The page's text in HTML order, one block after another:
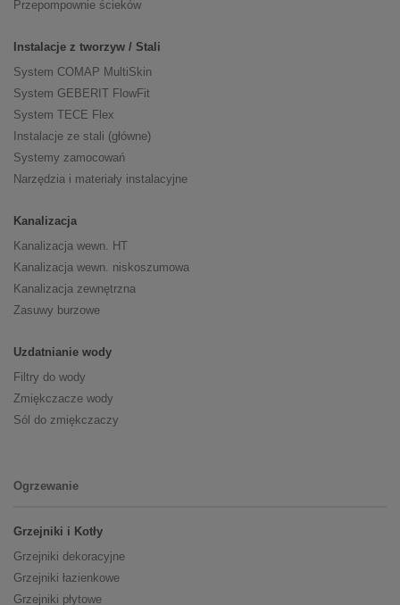
Przepompownie ścieków
Instalacje z tworzyw / Stali
System COMAP MultiSkin
System GEBERIT FlowFit
System TECE Flex
Instalacje ze stali (główne)
Systemy zamocowań
Narzędzia i materiały instalacyjne
Kanalizacja
Kanalizacja wewn. HT
Kanalizacja wewn. niskoszumowa
Kanalizacja zewnętrzna
Zasuwy burzowe
Uzdatnianie wody
Filtry do wody
Zmiękczacze wody
Sól do zmiękczaczy
Ogrzewanie
Grzejniki i Kotły
Grzejniki dekoracyjne
Grzejniki łazienkowe
Grzejniki płytowe